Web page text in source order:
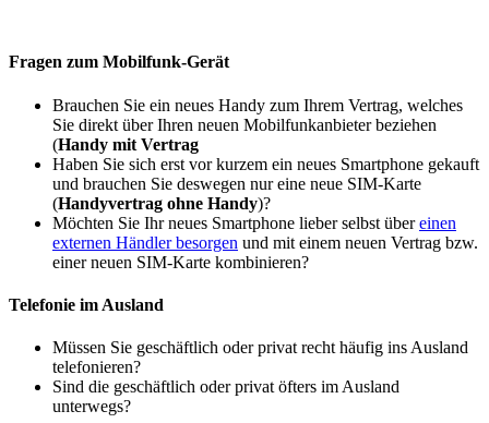
Fragen zum Mobilfunk-Gerät
Brauchen Sie ein neues Handy zum Ihrem Vertrag, welches
Sie direkt über Ihren neuen Mobilfunkanbieter beziehen
(Handy mit Vertrag
Haben Sie sich erst vor kurzem ein neues Smartphone gekauft
und brauchen Sie deswegen nur eine neue SIM-Karte
(Handyvertrag ohne Handy)?
Möchten Sie Ihr neues Smartphone lieber selbst übereinen
externen Händler besorgen und mit einem neuen Vertrag bzw.
einer neuen SIM-Karte kombinieren?
Telefonie im Ausland
Müssen Sie geschäftlich oder privat recht häufig ins Ausland
telefonieren?
Sind die geschäftlich oder privat öfters im Ausland
unterwegs?